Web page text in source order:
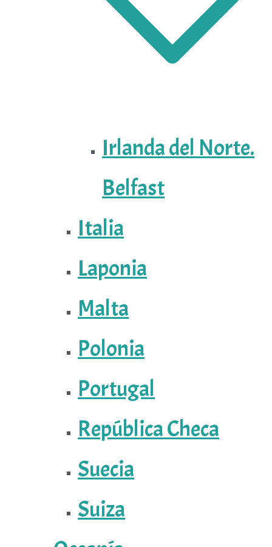
Irlanda del Norte.
Belfast
Italia
Laponia
Malta
Polonia
Portugal
República Checa
Suecia
Suiza